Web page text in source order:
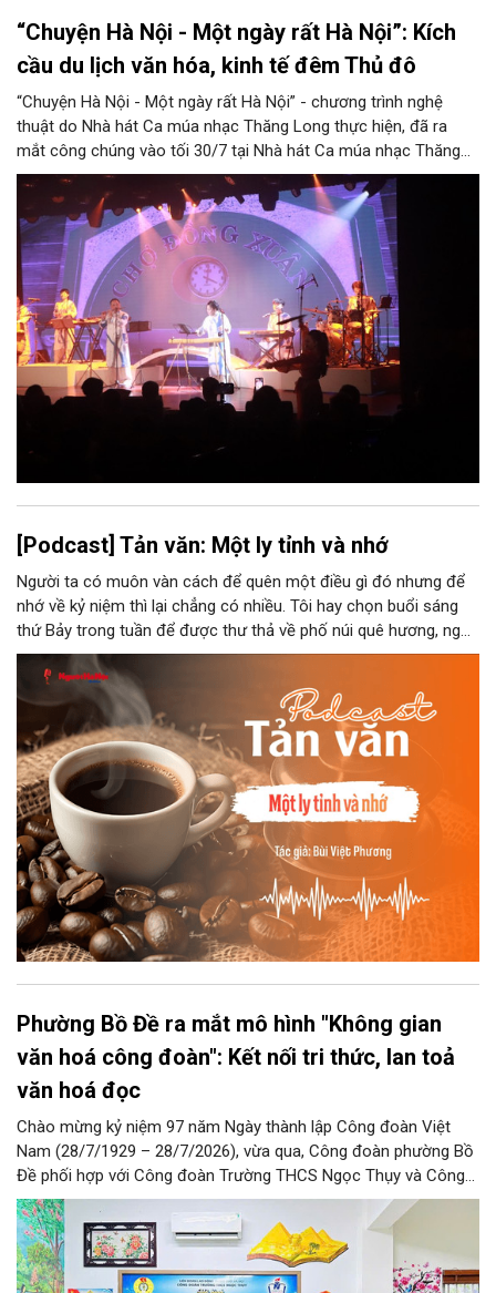
“Chuyện Hà Nội - Một ngày rất Hà Nội”: Kích
cầu du lịch văn hóa, kinh tế đêm Thủ đô
“Chuyện Hà Nội - Một ngày rất Hà Nội” - chương trình nghệ
thuật do Nhà hát Ca múa nhạc Thăng Long thực hiện, đã ra
mắt công chúng vào tối 30/7 tại Nhà hát Ca múa nhạc Thăng
Long (số 31 - 33 phố Lương Văn Can, phường Hoàn Kiếm).
[Podcast] Tản văn: Một ly tỉnh và nhớ
Người ta có muôn vàn cách để quên một điều gì đó nhưng để
nhớ về kỷ niệm thì lại chẳng có nhiều. Tôi hay chọn buổi sáng
thứ Bảy trong tuần để được thư thả về phố núi quê hương, ngồi
đợi giọt đắng của đất đai, mưa nắng điểm từng nhịp xuống
chiếc ly sứ như đợi thời gian mở cánh cửa diệu kì của mình.
Phường Bồ Đề ra mắt mô hình "Không gian
văn hoá công đoàn": Kết nối tri thức, lan toả
văn hoá đọc
Chào mừng kỷ niệm 97 năm Ngày thành lập Công đoàn Việt
Nam (28/7/1929 – 28/7/2026), vừa qua, Công đoàn phường Bồ
Đề phối hợp với Công đoàn Trường THCS Ngọc Thụy và Công
đoàn Trường Tiểu học Ái Mộ B tổ chức Lễ ra mắt Mô hình
“Không gian văn hóa công đoàn”.